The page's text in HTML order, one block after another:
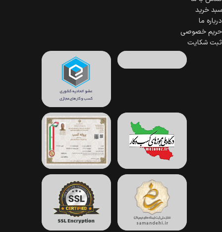
سبد خرید
درباره ما
حریم خصوصی
ثبت شکایت